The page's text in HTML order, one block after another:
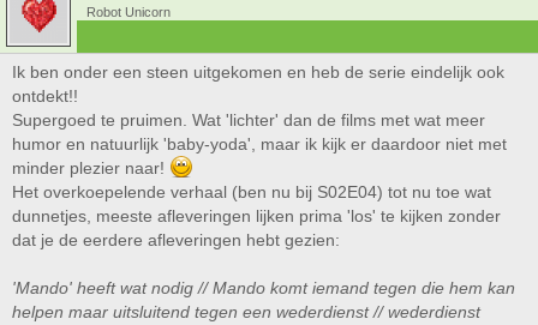
Robot Unicorn
Ik ben onder een steen uitgekomen en heb de serie eindelijk ook
ontdekt!!
Supergoed te pruimen. Wat 'lichter' dan de films met wat meer
humor en natuurlijk 'baby-yoda', maar ik kijk er daardoor niet met
minder plezier naar!
Het overkoepelende verhaal (ben nu bij S02E04) tot nu toe wat
dunnetjes, meeste afleveringen lijken prima 'los' te kijken zonder
dat je de eerdere afleveringen hebt gezien:
'Mando' heeft wat nodig // Mando komt iemand tegen die hem kan
helpen maar uitsluitend tegen een wederdienst // wederdienst